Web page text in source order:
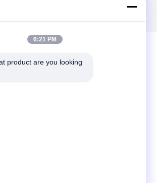
6:21 PM
product are you looking